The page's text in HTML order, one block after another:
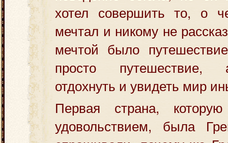
хотел совершить то, о
мечтал и никому не
мечтой было
просто путешествие,
отдохнуть и увидеть мир
Первая страна,
удовольствием, была